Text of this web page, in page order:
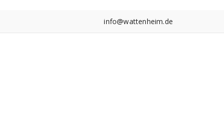
info@wattenheim.de